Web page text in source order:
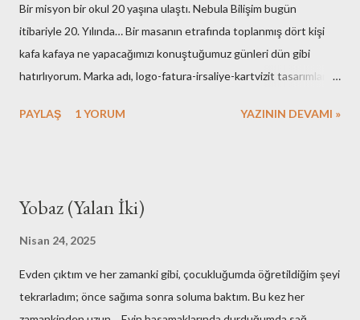
Bir misyon bir okul 20 yaşına ulaştı. Nebula Bilişim bugün
itibariyle 20. Yılında… Bir masanın etrafında toplanmış dört kişi
kafa kafaya ne yapacağımızı konuştuğumuz günleri dün gibi
hatırlıyorum. Marka adı, logo-fatura-irsaliye-kartvizit tasarımları,
gerekli resmi hazırlıklar. Neredeyse tüm işlemleri kendimiz yaptık.
taşıyışım ve aylarca onları kullandığımız hala hatırımda. Mesela
adam etmek için az çaba sarf etmedik. Mutfak gereçlerimizi temiz
tutmak için yaptıklarımızı kime anlatsam inanmaz! Aşağıdaki
PAYLAŞ 1 YORUM YAZININ DEVAMI »
Yobaz (Yalan İki)
Nisan 24, 2025
Evden çıktım ve her zamanki gibi, çocukluğumda öğretildiğim şeyi
tekrarladım; önce sağıma sonra soluma baktım. Bu kez her